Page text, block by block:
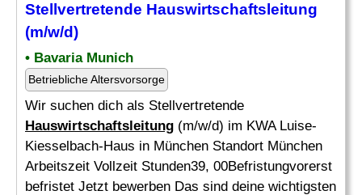
Stellvertretende Hauswirtschaftsleitung
(m/w/d)
• Bavaria Munich
Betriebliche Altersvorsorge
Wir suchen dich als Stellvertretende
Hauswirtschaftsleitung (m/w/d) im KWA Luise-
Kiesselbach-Haus in München Standort München
Arbeitszeit Vollzeit Stunden39, 00Befristungvorerst
befristet Jetzt bewerben Das sind deine wichtigsten